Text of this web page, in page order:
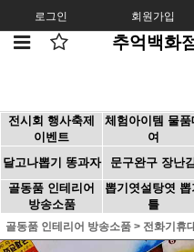
로그인 회원가입
추억백화
전시회 행사축제
이벤트
체험아이템 물품
여
달고나뽑기 똥과자 문구완구 장난
골동품 인테리어
방송소품
뽑기엿설탕엿 뽑
틀
골동품 인테리어 방송소품 > 전화기휴